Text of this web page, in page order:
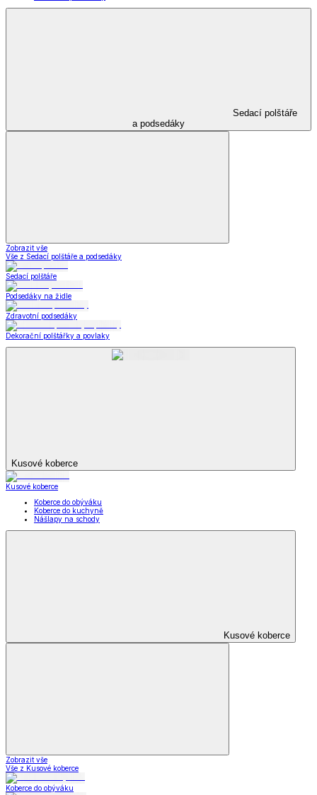
Sedací polštáře
a podsedáky
Zobrazit vše
Vše z Sedací polštáře a podsedáky
Sedací polštáře
Podsedáky na židle
Zdravotní podsedáky
Dekorační polštářky a povlaky
Kusové koberce
Kusové koberce
Koberce do obýváku
Koberce do kuchyně
Nášlapy na schody
Kusové koberce
Zobrazit vše
Vše z Kusové koberce
Koberce do obýváku